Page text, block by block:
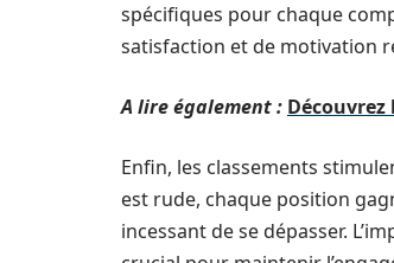
spécifiques pour chaque
satisfaction et de motivation
A lire également :
Enfin, les classements
est rude, chaque position
incessant de se dépasser.